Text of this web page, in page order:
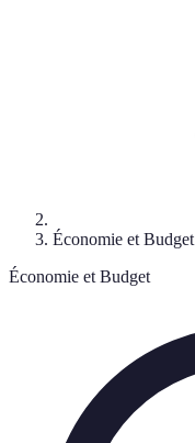
Économie et Budget
Économie et Budget